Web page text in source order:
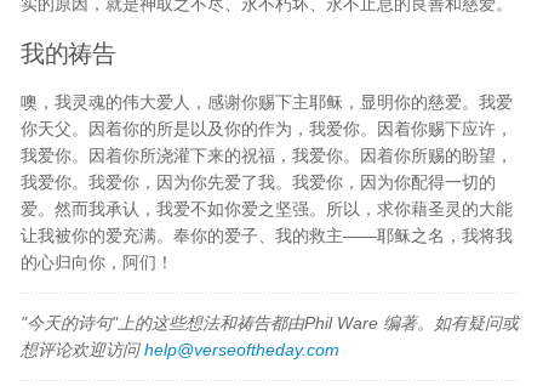
我的祷告
噢，我灵魂的伟大爱人，感谢你赐下主耶稣，显明你的慈爱。我爱
你天父。因着你的所是以及你的作为，我爱你。因着你赐下应许，
我爱你。因着你所浇灌下来的祝福，我爱你。因着你所赐的盼望，
我爱你。我爱你，因为你先爱了我。我爱你，因为你配得一切的
爱。然而我承认，我爱不如你爱之坚强。所以，求你藉圣灵的大能
让我被你的爱充满。奉你的爱子、我的救主——耶稣之名，我将我
的心归向你，阿们！
"今天的诗句"上的这些想法和祷告都由Phil Ware 编著。如有疑问或
想评论欢迎访问help@verseoftheday.com